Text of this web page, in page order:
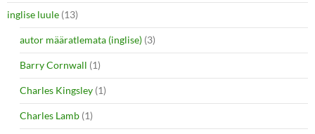
inglise luule (13)
autor määratlemata (inglise) (3)
Barry Cornwall (1)
Charles Kingsley (1)
Charles Lamb (1)